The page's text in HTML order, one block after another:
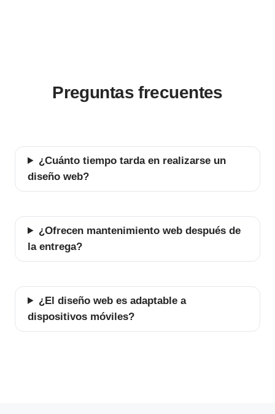
Preguntas frecuentes
¿Cuánto tiempo tarda en realizarse un
diseño web?
¿Ofrecen mantenimiento web después de
la entrega?
¿El diseño web es adaptable a
dispositivos móviles?